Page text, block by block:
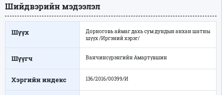
Шийдвэрийн мэдээлэл
Шүүх
Дорноговь аймаг дахь сум дундын анхан шатны
шүүх /Иргэний хэрэг/
Шүүгч Ванчинсүрэнгийн Амартүвшин
Хэргийн индекс 136/2016/00399/И